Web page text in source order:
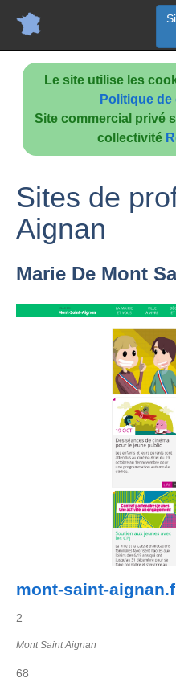
Le site utilise les
Politique
Site commercial privé
collectivité
Sites de
Aignan
Marie De Mont
mont-saint-
2
Mont Saint Aignan
68